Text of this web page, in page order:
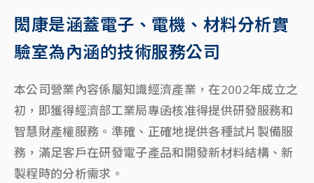
閎康是涵蓋電子、電機、材料分析實
驗室為內涵的技術服務公司
本公司營業內容係屬知識經濟產業，在2002年成立之
初，即獲得經濟部工業局專函核准得提供研發服務和
智慧財產權服務。準確、正確地提供各種試片製備服
務，滿足客戶在研發電子產品和開發新材料結構、新
製程時的分析需求。